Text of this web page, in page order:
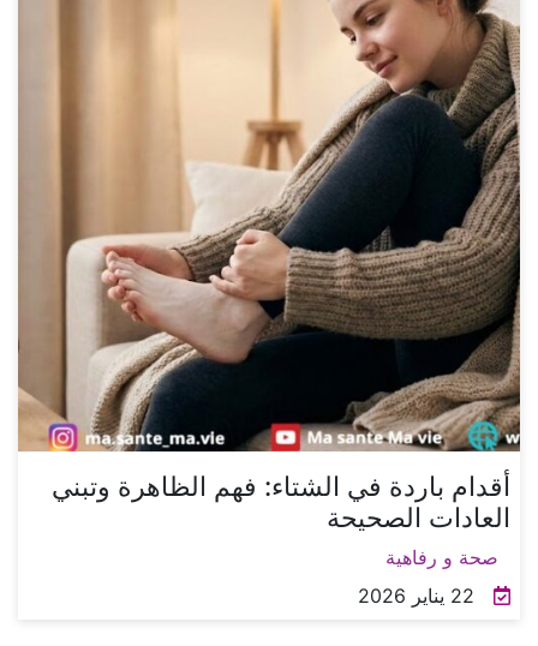
أقدام باردة في الشتاء: فهم الظاهرة وتبني
العادات الصحيحة
صحة و رفاهية
22 يناير 2026